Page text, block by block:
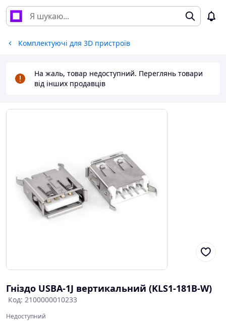
Комплектуючі для 3D пристроїв
На жаль, товар недоступний. Переглянь товари
від інших продавців
Гніздо USBA-1J вертикальний (KLS1-181B-W)
Код: 2100000010233
Недоступний